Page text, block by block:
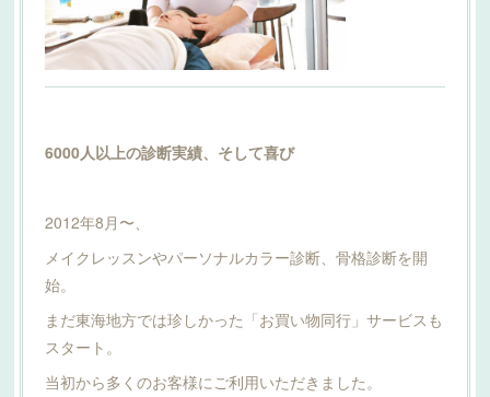
6000人以上の診断実績、そして喜び
2012年8月〜、
メイクレッスンやパーソナルカラー診断、骨格診断を開
始。
まだ東海地方では珍しかった「お買い物同行」サービスも
スタート。
当初から多くのお客様にご利用いただきました。